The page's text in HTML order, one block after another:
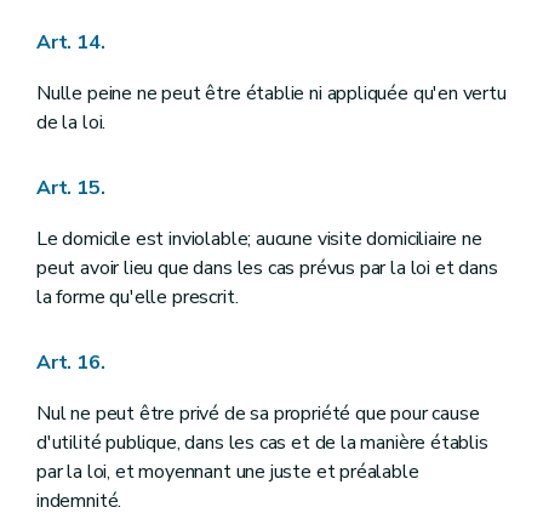
Art. 153
Art. 155
Art. 156
Art. 159
Art. 160
Art. 161
Chapitre VIII
DES INSTITUTIONS PROVINCIALES ET COMMUNALES
Art. 162
Art. 165
Art. 166
Titre IV DES INSTITUTIONS INTERNATIONALES
Art. 167
Art. 168
Art. 169
Titre V
Art. 14.
Nulle peine ne peut être établie ni appliquée qu'en vertu
de la loi.
Art. 15.
Le domicile est inviolable; aucune visite domiciliaire ne
peut avoir lieu que dans les cas prévus par la loi et dans
la forme qu'elle prescrit.
Art. 16.
Nul ne peut être privé de sa propriété que pour cause
d'utilité publique, dans les cas et de la manière établis
par la loi, et moyennant une juste et préalable
indemnité.